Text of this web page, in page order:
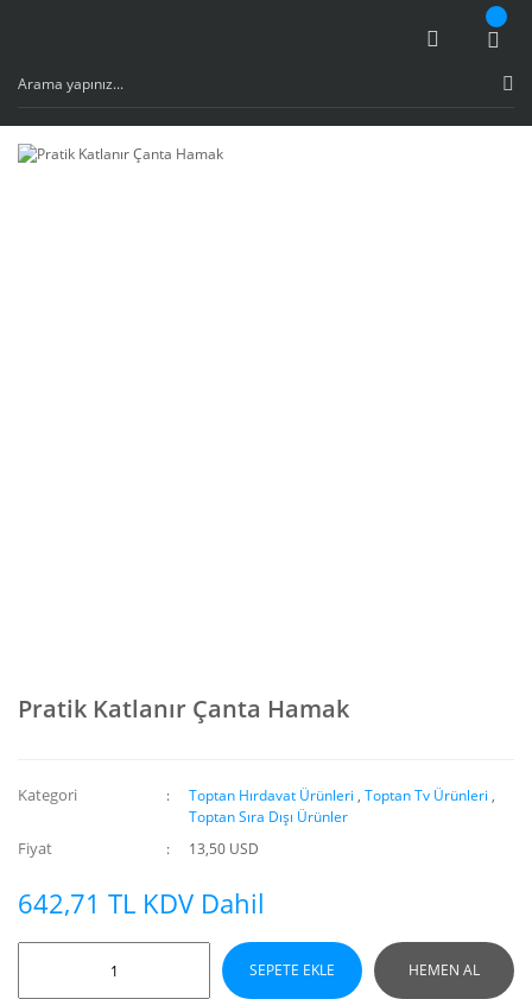
Pratik Katlanır Çanta Hamak
Kategori Toptan Hırdavat Ürünleri ,Toptan Tv Ürünleri ,
Toptan Sıra Dışı Ürünler
Fiyat 13,50 USD
642,71 TL KDV Dahil
SEPETE EKLE HEMEN AL